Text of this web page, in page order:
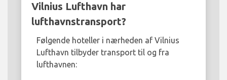
Vilnius Lufthavn har
lufthavnstransport?
Følgende hoteller i nærheden af Vilnius
Lufthavn tilbyder transport til og fra
lufthavnen: